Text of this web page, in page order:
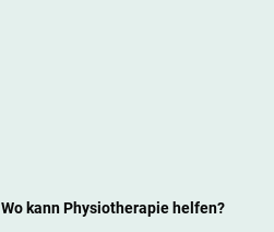
Wo kann Physiotherapie helfen?